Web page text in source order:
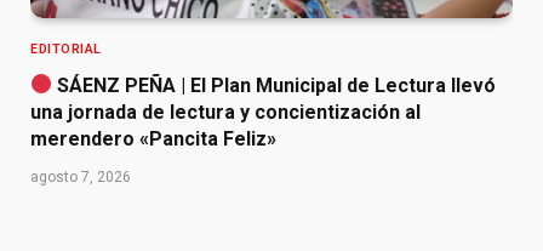
EDITORIAL
SÁENZ PEÑA | El Plan Municipal de Lectura llevó
una jornada de lectura y concientización al
merendero «Pancita Feliz»
agosto 7, 2026